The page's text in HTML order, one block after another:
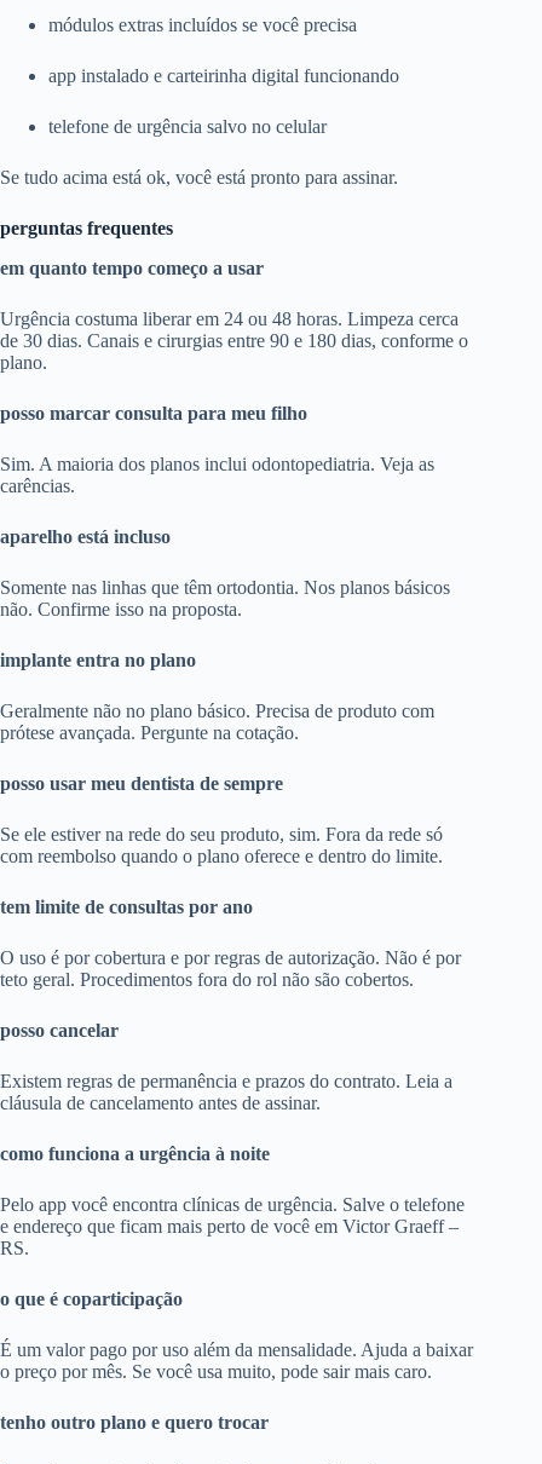
módulos extras incluídos se você precisa
app instalado e carteirinha digital funcionando
telefone de urgência salvo no celular
Se tudo acima está ok, você está pronto para assinar.
perguntas frequentes
em quanto tempo começo a usar
Urgência costuma liberar em 24 ou 48 horas. Limpeza cerca
de 30 dias. Canais e cirurgias entre 90 e 180 dias, conforme o
plano.
posso marcar consulta para meu filho
Sim. A maioria dos planos inclui odontopediatria. Veja as
carências.
aparelho está incluso
Somente nas linhas que têm ortodontia. Nos planos básicos
não. Confirme isso na proposta.
implante entra no plano
Geralmente não no plano básico. Precisa de produto com
prótese avançada. Pergunte na cotação.
posso usar meu dentista de sempre
Se ele estiver na rede do seu produto, sim. Fora da rede só
com reembolso quando o plano oferece e dentro do limite.
tem limite de consultas por ano
O uso é por cobertura e por regras de autorização. Não é por
teto geral. Procedimentos fora do rol não são cobertos.
posso cancelar
Existem regras de permanência e prazos do contrato. Leia a
cláusula de cancelamento antes de assinar.
como funciona a urgência à noite
Pelo app você encontra clínicas de urgência. Salve o telefone
e endereço que ficam mais perto de você em Victor Graeff –
RS.
o que é coparticipação
É um valor pago por uso além da mensalidade. Ajuda a baixar
o preço por mês. Se você usa muito, pode sair mais caro.
tenho outro plano e quero trocar